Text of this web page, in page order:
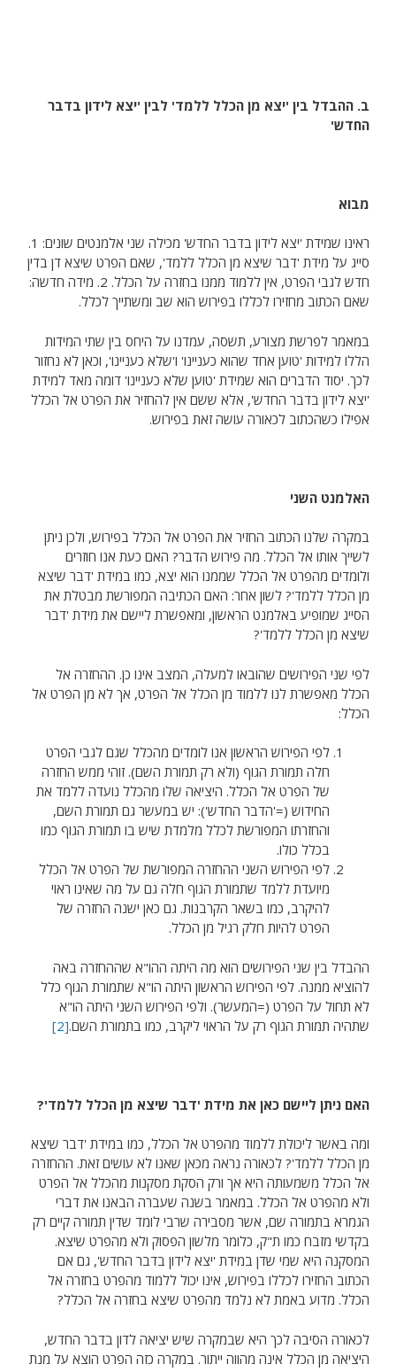
ב. ההבדל בין 'יצא מן הכלל ללמד' לבין 'יצא לידון בדבר
החדש'
מבוא
ראינו שמידת 'יצא לידון בדבר החדש' מכילה שני אלמנטים שונים: 1.
סייג על מידת 'דבר שיצא מן הכלל ללמד', שאם הפרט שיצא דן בדין
חדש לגבי הפרט, אין ללמוד ממנו בחזרה על הכלל. 2. מידה חדשה:
שאם הכתוב מחזירו לכללו בפירוש הוא שב ומשתייך לכלל.
במאמר לפרשת מצורע, תשסה, עמדנו על היחס בין שתי המידות
הללו למידות 'טוען אחד שהוא כעניינו' ו'שלא כעניינו', וכאן לא נחזור
לכך. יסוד הדברים הוא שמידת 'טוען שלא כעניינו' דומה מאד למידת
'יצא לידון בדבר החדש', אלא ששם אין להחזיר את הפרט אל הכלל
אפילו כשהכתוב לכאורה עושה זאת בפירוש.
האלמנט השני
במקרה שלנו הכתוב החזיר את הפרט אל הכלל בפירוש, ולכן ניתן
לשייך אותו אל הכלל. מה פירוש הדבר? האם כעת אנו חוזרים
ולומדים מהפרט אל הכלל שממנו הוא יצא, כמו במידת 'דבר שיצא
מן הכלל ללמד'? לשון אחר: האם הכתיבה המפורשת מבטלת את
הסייג שמופיע באלמנט הראשון, ומאפשרת ליישם את מידת 'דבר
שיצא מן הכלל ללמד'?
לפי שני הפירושים שהובאו למעלה, המצב אינו כן. ההחזרה אל
הכלל מאפשרת לנו ללמוד מן הכלל אל הפרט, אך לא מן הפרט אל
הכלל:
לפי הפירוש הראשון אנו לומדים מהכלל שגם לגבי הפרט
חלה תמורת הגוף (ולא רק תמורת השם). זוהי ממש החזרה
של הפרט אל הכלל. היציאה שלו מהכלל נועדה ללמד את
החידוש (='הדבר החדש'): יש במעשר גם תמורת השם,
והחזרתו המפורשת לכלל מלמדת שיש בו תמורת הגוף כמו
בכלל כולו.
לפי הפירוש השני ההחזרה המפורשת של הפרט אל הכלל
מיועדת ללמד שתמורת הגוף חלה גם על מה שאינו ראוי
להיקרב, כמו בשאר הקרבנות. גם כאן ישנה החזרה של
הפרט להיות חלק רגיל מן הכלל.
ההבדל בין שני הפירושים הוא מה היתה ההו"א שההחזרה באה
להוציא ממנה. לפי הפירוש הראשון היתה הו"א שתמורת הגוף כלל
לא תחול על הפרט (=המעשר). ולפי הפירוש השני היתה הו"א
שתהיה תמורת הגוף רק על הראוי ליקרב, כמו בתמורת השם.[2]
האם ניתן ליישם כאן את מידת 'דבר שיצא מן הכלל ללמד'?
ומה באשר ליכולת ללמוד מהפרט אל הכלל, כמו במידת 'דבר שיצא
מן הכלל ללמד'? לכאורה נראה מכאן שאנו לא עושים זאת. ההחזרה
אל הכלל משמעותה היא אך ורק הסקת מסקנות מהכלל אל הפרט
ולא מהפרט אל הכלל. במאמר בשנה שעברה הבאנו את דברי
הגמרא בתמורה שם, אשר מסבירה שרבי לומד שדין תמורה קיים רק
בקדשי מזבח כמו ת"ק, כלומר מלשון הפסוק ולא מהפרט שיצא.
המסקנה היא שמי שדן במידת 'יצא לידון בדבר החדש', גם אם
הכתוב החזירו לכללו בפירוש, אינו יכול ללמוד מהפרט בחזרה אל
הכלל. מדוע באמת לא נלמד מהפרט שיצא בחזרה אל הכלל?
לכאורה הסיבה לכך היא שבמקרה שיש יציאה לדון בדבר החדש,
היציאה מן הכלל אינה מהווה ייתור. במקרה כזה הפרט הוצא על מנת